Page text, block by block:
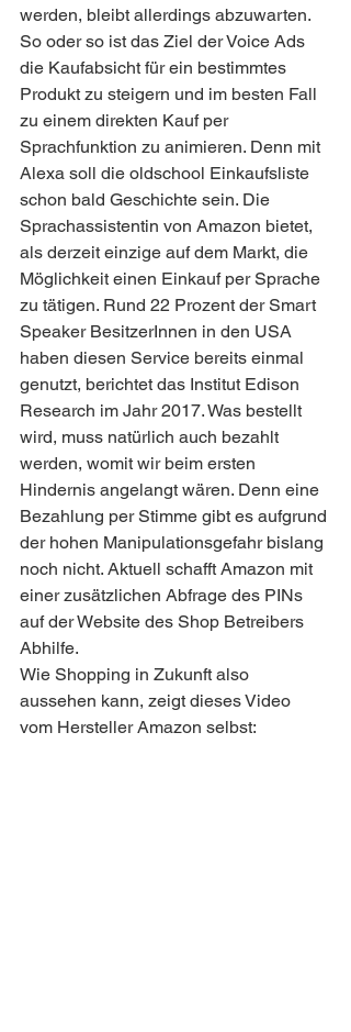
werden, bleibt allerdings abzuwarten.
So oder so ist das Ziel der Voice Ads
die Kaufabsicht für ein bestimmtes
Produkt zu steigern und im besten Fall
zu einem direkten Kauf per
Sprachfunktion zu animieren. Denn mit
Alexa soll die oldschool Einkaufsliste
schon bald Geschichte sein. Die
Sprachassistentin von Amazon bietet,
als derzeit einzige auf dem Markt, die
Möglichkeit einen Einkauf per Sprache
zu tätigen. Rund 22 Prozent der Smart
Speaker BesitzerInnen in den USA
haben diesen Service bereits einmal
genutzt, berichtet das Institut Edison
Research im Jahr 2017. Was bestellt
wird, muss natürlich auch bezahlt
werden, womit wir beim ersten
Hindernis angelangt wären. Denn eine
Bezahlung per Stimme gibt es aufgrund
der hohen Manipulationsgefahr bislang
noch nicht. Aktuell schafft Amazon mit
einer zusätzlichen Abfrage des PINs
auf der Website des Shop Betreibers
Abhilfe.
Wie Shopping in Zukunft also
aussehen kann, zeigt dieses Video
vom Hersteller Amazon selbst: